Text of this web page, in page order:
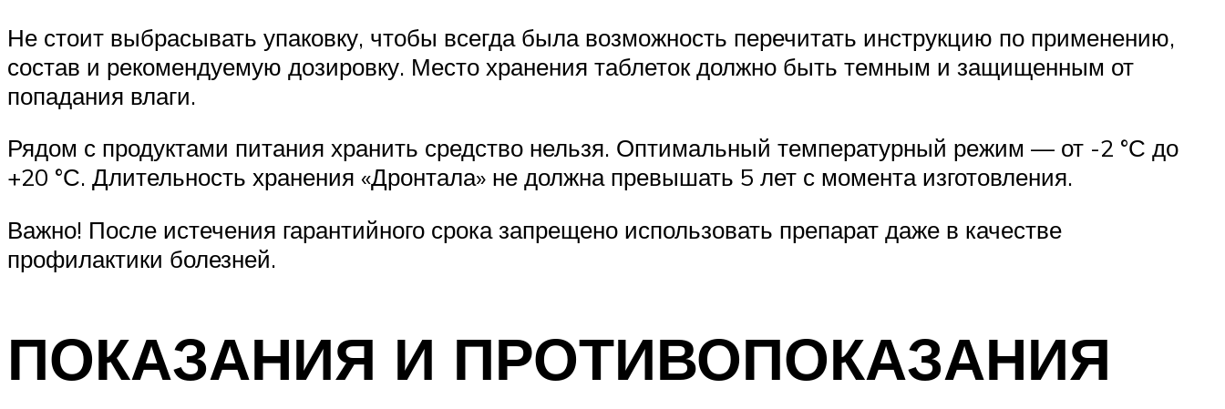
Не стоит выбрасывать упаковку, чтобы всегда была возможность перечитать инструкцию по применению,
состав и рекомендуемую дозировку. Место хранения таблеток должно быть темным и защищенным от
попадания влаги.
Рядом с продуктами питания хранить средство нельзя. Оптимальный температурный режим — от -2 °С до
+20 °С. Длительность хранения «Дронтала» не должна превышать 5 лет с момента изготовления.
Важно! После истечения гарантийного срока запрещено использовать препарат даже в качестве
профилактики болезней.
ПОКАЗАНИЯ И ПРОТИВОПОКАЗАНИЯ